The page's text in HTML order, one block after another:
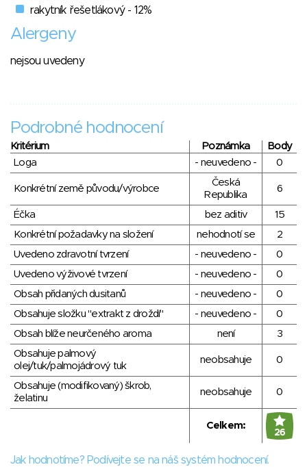
rakytník řešetlákový - 12%
Alergeny
nejsou uvedeny
Podrobné hodnocení
Kritérium Poznámka
Body
Loga
- neuvedeno - 0
Konkrétní země původu/výrobce
Česká
Republika
6
Éčka bez aditiv
15
Konkrétní požadavky na složení
nehodnotí se
2
Uvedeno zdravotní tvrzení
- neuvedeno -
0
Uvedeno výživové tvrzení
- neuvedeno -
0
Obsah přidaných dusitanů
- neuvedeno -
0
Obsahuje složku "extrakt z droždí"
- neuvedeno -
0
Obsah blíže neurčeného aroma
není
3
Obsahuje palmový
olej/tuk/palmojádrový tuk
neobsahuje 0
Obsahuje (modifikovaný) škrob,
želatinu
neobsahuje 0
Celkem:
26
Jak hodnotíme? Podívejte se na náš systém hodnocení.